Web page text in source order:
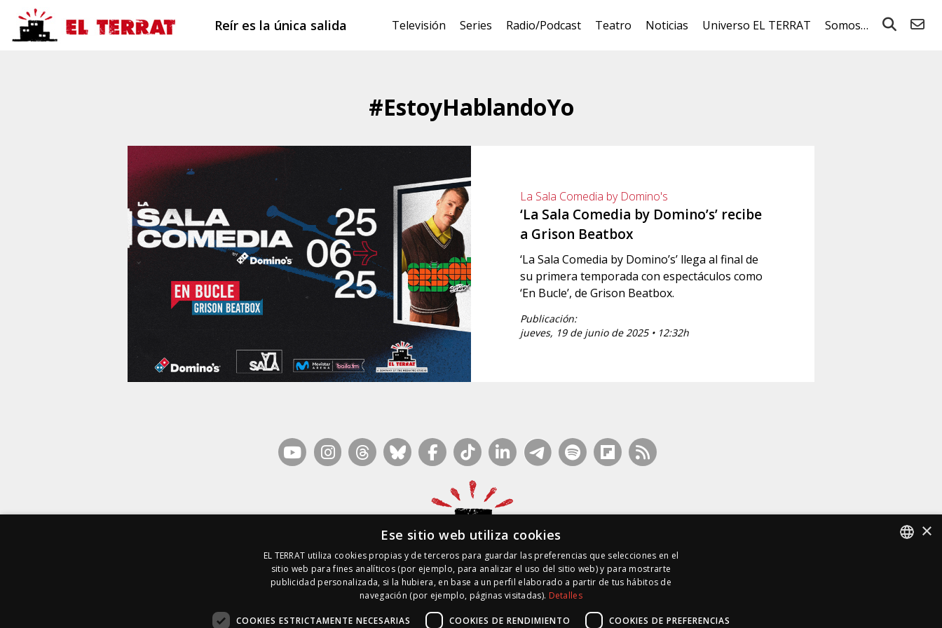
Reír es la única salida Televisión Series Radio/Podcast Teatro Noticias Universo EL TERRAT Somos…
#EstoyHablandoYo
La Sala Comedia by Domino's
‘La Sala Comedia by Domino’s’ recibe
a Grison Beatbox
‘La Sala Comedia by Domino’s’ llega al final de
su primera temporada con espectáculos como
‘En Bucle’, de Grison Beatbox.
Publicación:
jueves, 19 de junio de 2025 • 12:32h
© 1996 · 2026 * EL TERRAT GESTIONES XXI, S.L.U.|Mapa Web|RSS|Inside Media
+34 934 580 727 |Contacto|Casp, 80 – 1r. – 1a. 3a.· 08010 Barcelona |Ética y Compliance|Términos de Uso| Políticas:Cookies·Privacidad
×
Ese sitio web utiliza cookies
EL TERRAT utiliza cookies propias y de terceros para guardar las preferencias que selecciones en el
sitio web para fines analíticos (por ejemplo, para analizar el uso del sitio web) y para mostrarte
publicidad personalizada, si la hubiera, en base a un perfil elaborado a partir de tus hábitos de
navegación (por ejemplo, páginas visitadas). Detalles
COOKIES ESTRICTAMENTE NECESARIAS COOKIES DE RENDIMIENTO COOKIES DE PREFERENCIAS